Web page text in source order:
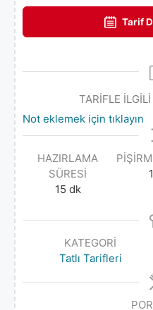
Tarif
TARİFLE
Not eklemek için tıklayın
HAZIRLAMA
SÜRESI
15 dk
1
KATEGORI
Tatlı Tarifleri